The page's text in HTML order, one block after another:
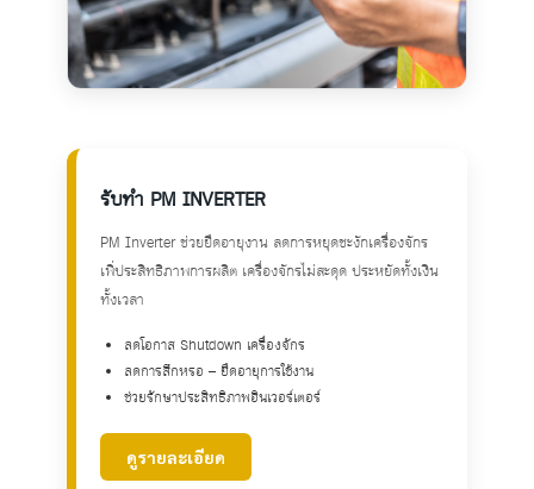
รับทำ PM INVERTER
PM Inverter ช่วยยืดอายุงาน ลดการหยุดชะงักเครื่องจักร
เพิ่ประสิทธิภาพการผลิต เครื่องจักรไม่สะดุด ประหยัดทั้งเงิน
ทั้งเวลา
ลดโอกาส Shutdown เครื่องจักร
ลดการสึกหรอ – ยืดอายุการใช้งาน
ช่วยรักษาประสิทธิภาพอินเวอร์เตอร์
ดูรายละเอียด